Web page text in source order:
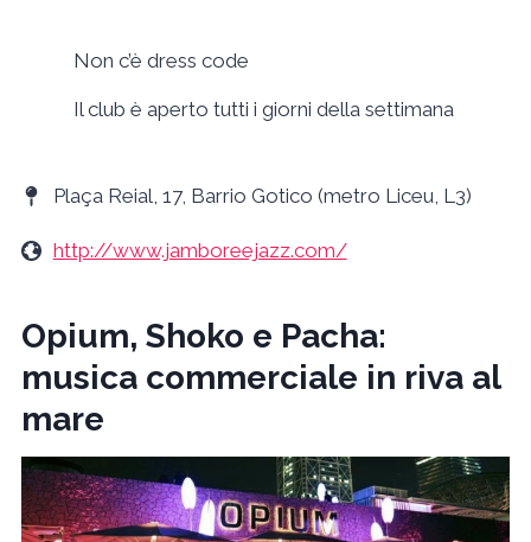
Non c’è dress code
Il club è aperto tutti i giorni della settimana
Plaça Reial, 17, Barrio Gotico (metro Liceu, L3)
http://www.jamboreejazz.com/
Opium, Shoko e Pacha:
musica commerciale in riva al
mare